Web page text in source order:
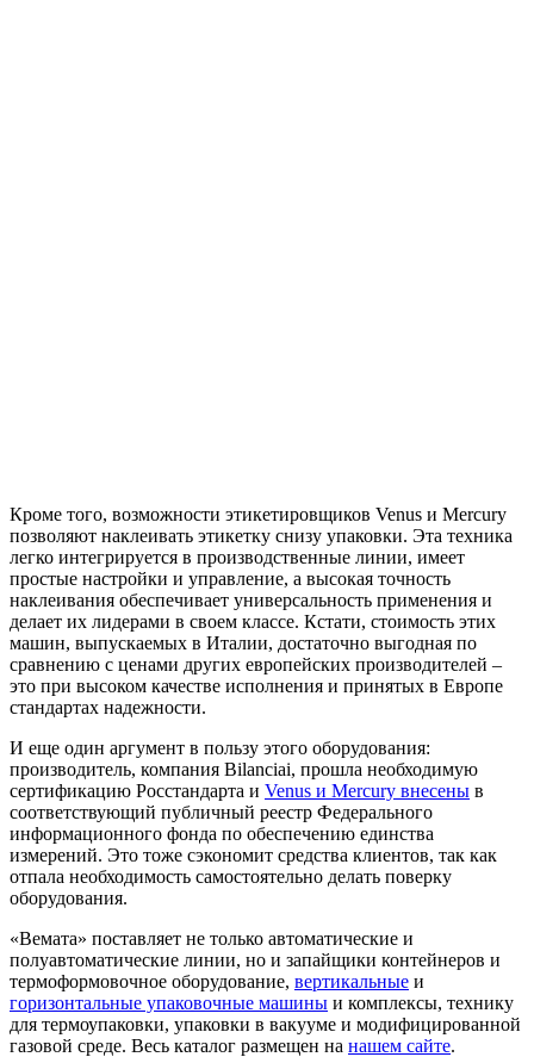
Кроме того, возможности этикетировщиков Venus и Mercury
позволяют наклеивать этикетку снизу упаковки. Эта техника
легко интегрируется в производственные линии, имеет
простые настройки и управление, а высокая точность
наклеивания обеспечивает универсальность применения и
делает их лидерами в своем классе. Кстати, стоимость этих
машин, выпускаемых в Италии, достаточно выгодная по
сравнению с ценами других европейских производителей –
это при высоком качестве исполнения и принятых в Европе
стандартах надежности.
И еще один аргумент в пользу этого оборудования:
производитель, компания Bilanciai, прошла необходимую
сертификацию Росстандарта и Venus и Mercury внесены в
соответствующий публичный реестр Федерального
информационного фонда по обеспечению единства
измерений. Это тоже сэкономит средства клиентов, так как
отпала необходимость самостоятельно делать поверку
оборудования.
«Вемата» поставляет не только автоматические и
полуавтоматические линии, но и запайщики контейнеров и
термоформовочное оборудование, вертикальные и
горизонтальные упаковочные машины и комплексы, технику
для термоупаковки, упаковки в вакууме и модифицированной
газовой среде. Весь каталог размещен на нашем сайте.